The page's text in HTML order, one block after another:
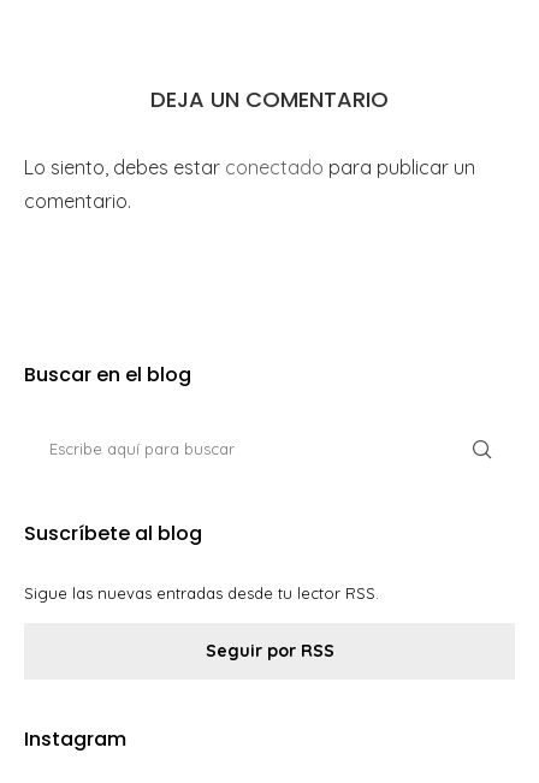
DEJA UN COMENTARIO
Lo siento, debes estar conectado para publicar un
comentario.
Buscar en el blog
Suscríbete al blog
Sigue las nuevas entradas desde tu lector RSS.
Seguir por RSS
Instagram